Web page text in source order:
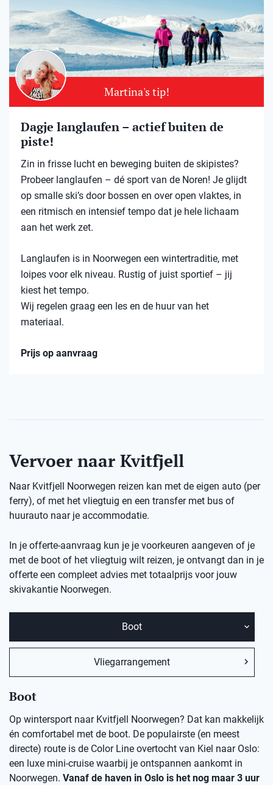
Martina's tip!
Dagje langlaufen – actief buiten de
piste!
Zin in frisse lucht en beweging buiten de skipistes?
Probeer langlaufen – dé sport van de Noren! Je glijdt
op smalle ski’s door bossen en over open vlaktes, in
een ritmisch en intensief tempo dat je hele lichaam
aan het werk zet.
Langlaufen is in Noorwegen een wintertraditie, met
loipes voor elk niveau. Rustig of juist sportief – jij
kiest het tempo.
Wij regelen graag een les en de huur van het
materiaal.
Prijs op aanvraag
Vervoer naar Kvitfjell
Naar Kvitfjell Noorwegen reizen kan met de eigen auto (per
ferry), of met het vliegtuig en een transfer met bus of
huurauto naar je accommodatie.
In je offerte-aanvraag kun je je voorkeuren aangeven of je
met de boot of het vliegtuig wilt reizen, je ontvangt dan in je
offerte een compleet advies met totaalprijs voor jouw
skivakantie Noorwegen.
Boot
Vliegarrangement
Boot
Op wintersport naar Kvitfjell Noorwegen? Dat kan makkelijk
én comfortabel met de boot. De populairste (en meest
directe) route is de Color Line overtocht van Kiel naar Oslo:
een luxe mini-cruise waarbij je ontspannen aankomt in
Noorwegen. Vanaf de haven in Oslo is het nog maar 3 uur